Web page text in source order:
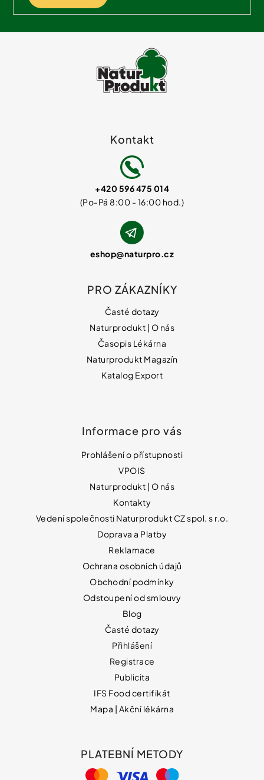
Kontakt
eshop@naturpro.cz
+420 596 475 014
PRO ZÁKAZNÍKY
Časté dotazy
Naturprodukt | O nás
Časopis Lékárna
Naturprodukt Magazín
Katalog Export
Informace pro vás
Prohlášení o přístupnosti
VPOIS
Naturprodukt | O nás
Kontakty
Vedení společnosti Naturprodukt CZ spol. s r.o.
Doprava a Platby
Reklamace
Ochrana osobních údajů
Obchodní podmínky
Odstoupení od smlouvy
Blog
Časté dotazy
Přihlášení
Registrace
Publicita
IFS Food certifikát
Mapa | Akční lékárna
PLATEBNÍ METODY